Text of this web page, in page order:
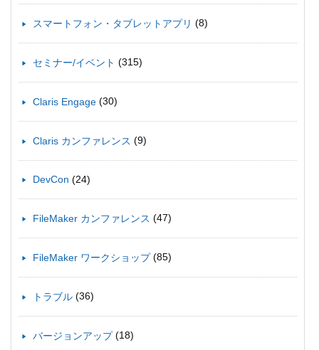
スマートフォン・タブレットアプリ (8)
セミナー/イベント (315)
Claris Engage (30)
Claris カンファレンス (9)
DevCon (24)
FileMaker カンファレンス (47)
FileMaker ワークショップ(85)
トラブル (36)
バージョンアップ(18)